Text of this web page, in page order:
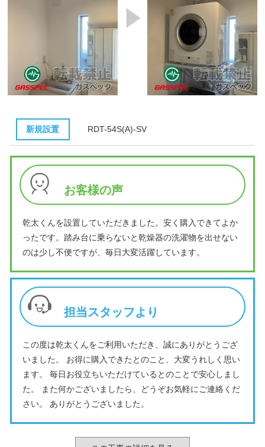
新規設置 RDT-54S(A)-SV
お客様の声
乾太くんを設置していただきました。安く購入できてよか
ったです。踏み台に乗らないと乾燥器の洗濯物を出せない
のは少し不便ですが、毎日大変活躍しています。
担当スタッフより
この度は乾太くんをご利用いただき、誠にありがとうござ
いました。 お得に購入できたとのこと、大変うれしく思い
ます。 毎日お役立ちいただけているとのことで安心しまし
た。 また何かございましたら、どうぞお気軽にご連絡くだ
さい。 ありがとうございました。